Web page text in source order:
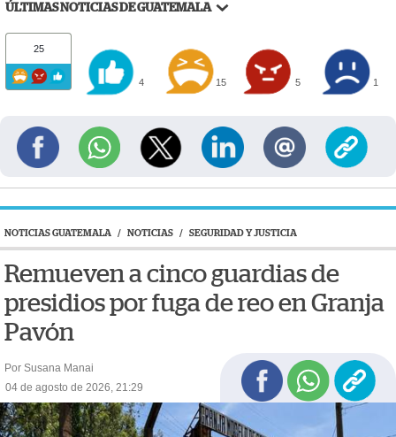
ÚLTIMAS NOTICIAS DE GUATEMALA
25
4 15 5 1
NOTICIAS GUATEMALA / NOTICIAS / SEGURIDAD Y JUSTICIA
Remueven a cinco guardias de
presidios por fuga de reo en Granja
Pavón
Por Susana Manai
04 de agosto de 2026, 21:29